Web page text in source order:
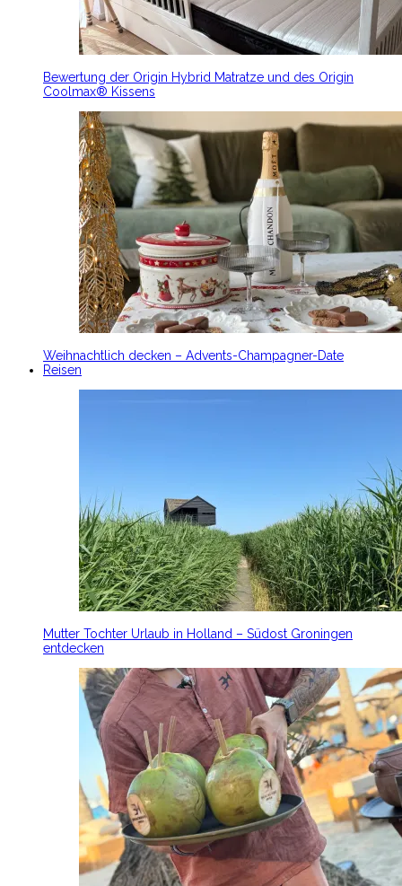
Bewertung der Origin Hybrid Matratze und des Origin
Coolmax® Kissens
Weihnachtlich decken – Advents-Champagner-Date
Reisen
Mutter Tochter Urlaub in Holland – Südost Groningen
entdecken